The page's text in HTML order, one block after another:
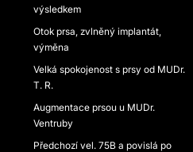
výsledkem
Otok prsa, zvlněný implantát,
výměna
Velká spokojenost s prsy od MUDr.
T. R.
Augmentace prsou u MUDr.
Ventruby
Předchozí vel. 75B a povislá po